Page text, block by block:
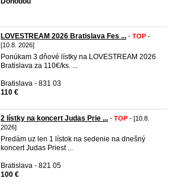
LOVESTREAM 2026 Bratislava Fes ... - TOP -
[10.8. 2026]
Ponúkam 3 dňové lístky na LOVESTREAM 2026
Bratislava za 110€/ks. ...
Bratislava - 831 03
110 €
2 lístky na koncert Judas Prie ... - TOP - [10.8.
2026]
Predám uz len 1 lístok na sedenie na dnešný
koncert Judas Priest ...
Bratislava - 821 05
100 €